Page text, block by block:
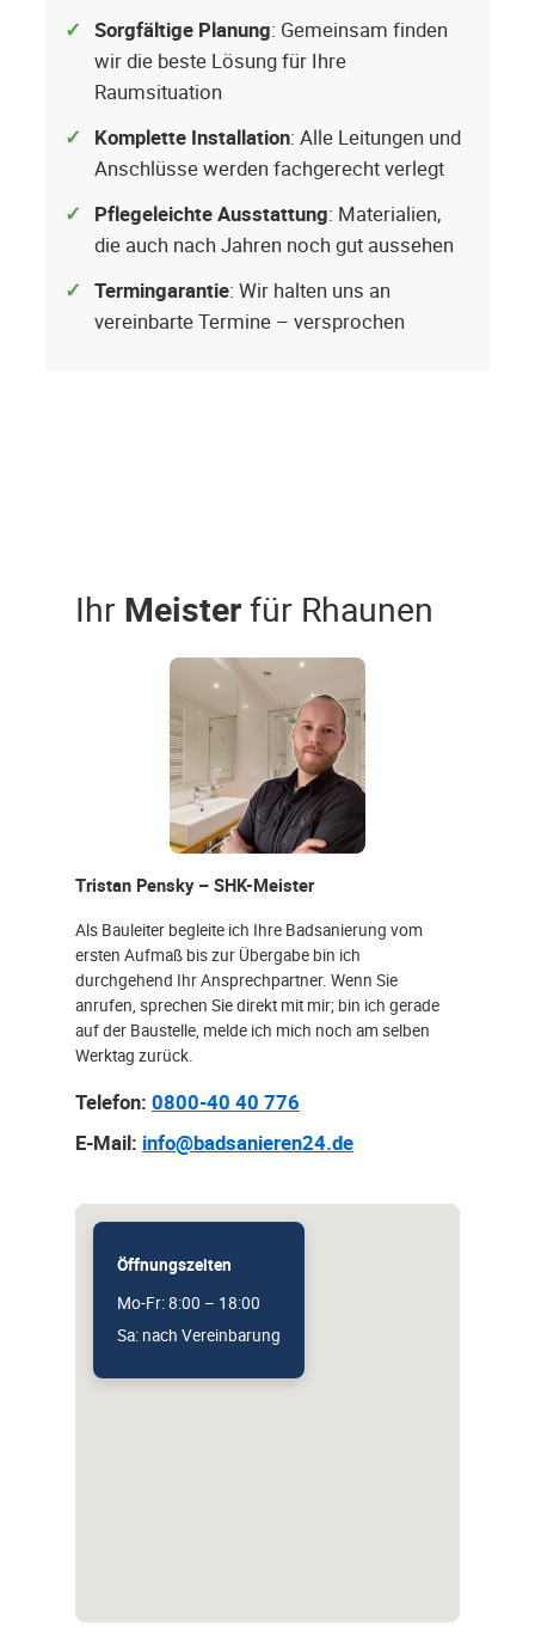
Sorgfältige Planung: Gemeinsam finden
wir die beste Lösung für Ihre
Raumsituation
Komplette Installation: Alle Leitungen und
Anschlüsse werden fachgerecht verlegt
Pflegeleichte Ausstattung: Materialien,
die auch nach Jahren noch gut aussehen
Termingarantie: Wir halten uns an
vereinbarte Termine – versprochen
Ihr Meisterfür Rhaunen
Tristan Pensky – SHK-Meister
Als Bauleiter begleite ich Ihre Badsanierung vom
ersten Aufmaß bis zur Übergabe bin ich
durchgehend Ihr Ansprechpartner. Wenn Sie
anrufen, sprechen Sie direkt mit mir; bin ich gerade
auf der Baustelle, melde ich mich noch am selben
Werktag zurück.
Telefon: 0800-40 40 776
E-Mail: info@badsanieren24.de
Öffnungszeiten
Mo-Fr: 8:00 – 18:00
Sa: nach Vereinbarung